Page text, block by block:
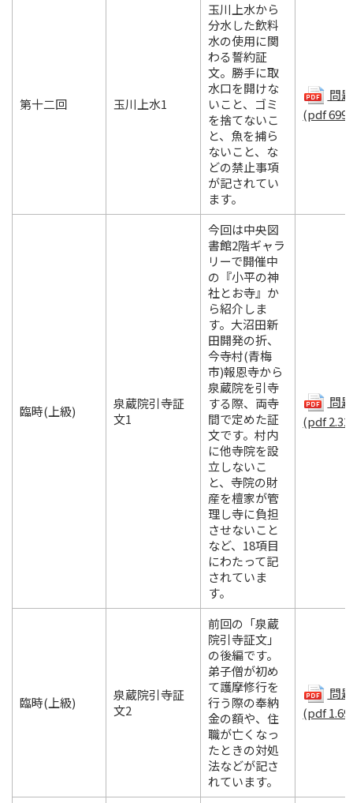
第十二回 玉川上水1
玉川上水から
分水した飲料
水の使用に関
わる誓約証
文。勝手に取
水口を開けな
いこと、ゴミ
を捨てないこ
と、魚を捕ら
ないこと、な
どの禁止事項
が記されてい
ます。
問
(pdf 699
臨時(上級)
泉蔵院引寺証
文1
今回は中央図
書館2階ギャラ
リーで開催中
の『小平の神
社とお寺』か
ら紹介しま
す。大沼田新
田開発の折、
今寺村(青梅
市)報恩寺から
泉蔵院を引寺
する際、両寺
間で定めた証
文です。村内
に他寺院を設
立しないこ
と、寺院の財
産を檀家が管
理し寺に負担
させないこと
など、18項目
にわたって記
されていま
す。
問
(pdf 2.32
臨時(上級)
泉蔵院引寺証
文2
前回の「泉蔵
院引寺証文」
の後編です。
弟子僧が初め
て護摩修行を
行う際の奉納
金の額や、住
職が亡くなっ
たときの対処
法などが記さ
れています。
問
(pdf 1.69